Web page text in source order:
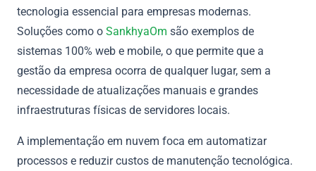
tecnologia essencial para empresas modernas.
Soluções como o SankhyaOm são exemplos de
sistemas 100% web e mobile, o que permite que a
gestão da empresa ocorra de qualquer lugar, sem a
necessidade de atualizações manuais e grandes
infraestruturas físicas de servidores locais.
A implementação em nuvem foca em automatizar
processos e reduzir custos de manutenção tecnológica.